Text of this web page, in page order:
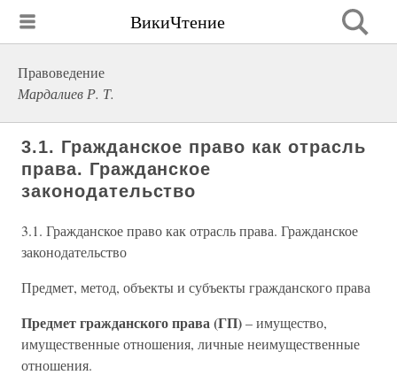
ВикиЧтение
Правоведение
Мардалиев Р. Т.
3.1. Гражданское право как отрасль
права. Гражданское
законодательство
3.1. Гражданское право как отрасль права. Гражданское
законодательство
Предмет, метод, объекты и субъекты гражданского права
Предмет гражданского права (ГП)– имущество,
имущественные отношения, личные неимущественные
отношения.